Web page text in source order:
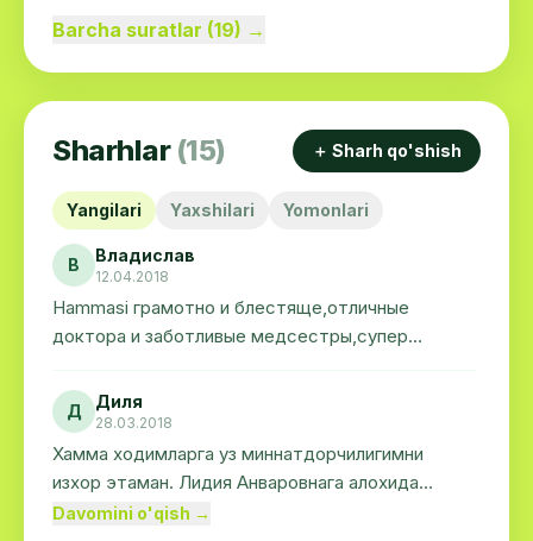
Barcha suratlar (19) →
Sharhlar (15) ＋ Sharh qo'shish
Yangilari Yaxshilari Yomonlari
В Владислав
12.04.2018
Hammasi грамотно и блестяще,отличные
доктора и заботливые медсестры,супер
Д Диля
28.03.2018
Хамма ходимларга уз миннатдорчилигимни
изхор этаман. Лидия Анваровнага алохида
миннатдорчилик. Кули енгил, мехрибон инсон, уз
Davomini o'qish →